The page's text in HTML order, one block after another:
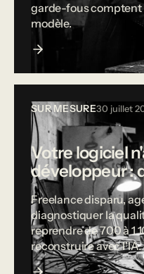
garde-fous comptent
modèle.
SUR MESURE30 juillet
Votre logiciel
développeur :
Freelance disparu,
diagnostiquer la
reprendre de 700 à 1
reconstruire avec l'IA.